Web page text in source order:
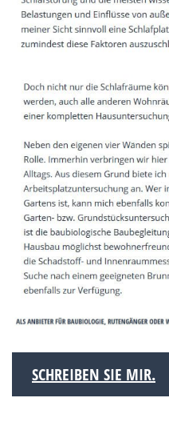
SCHREIBEN SIE MIR.